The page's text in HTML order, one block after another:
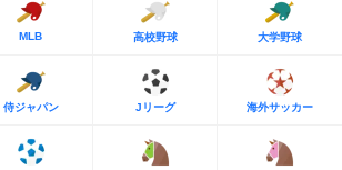
MLB 高校野球 大学野球
侍ジャパン Jリーグ 海外サッカー